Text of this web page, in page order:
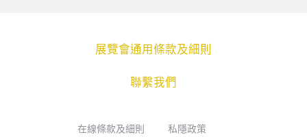
展覽會通用條款及細則
聯繫我們
在線條款及細則 私隱政策